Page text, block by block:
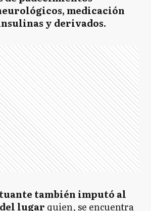
medicación
y derivados.
también imputó al
lugar quien, se encuentra